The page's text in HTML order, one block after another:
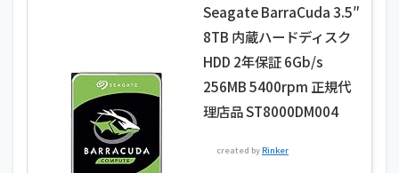
Seagate BarraCuda 3.5″
8TB 内蔵ハードディスク
HDD 2年保証 6Gb/s
256MB 5400rpm 正規代
理店品 ST8000DM004
created byRinker